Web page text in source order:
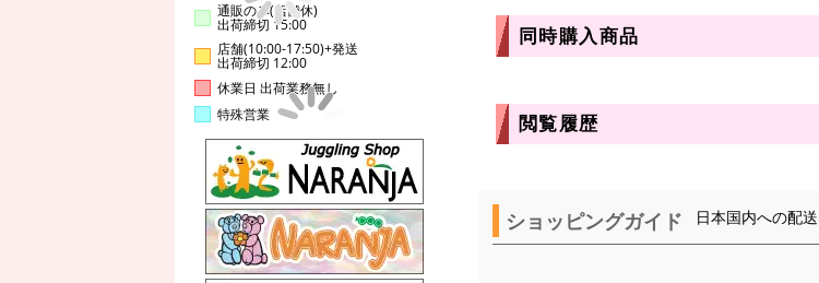
通販のみ(店舗休)
出荷締切 15:00
店舗(10:00-17:50)+発送
出荷締切 12:00
休業日 出荷業務無し
特殊営業
同時購入商品
閲覧履歴
ショッピングガイド 日本国内への配